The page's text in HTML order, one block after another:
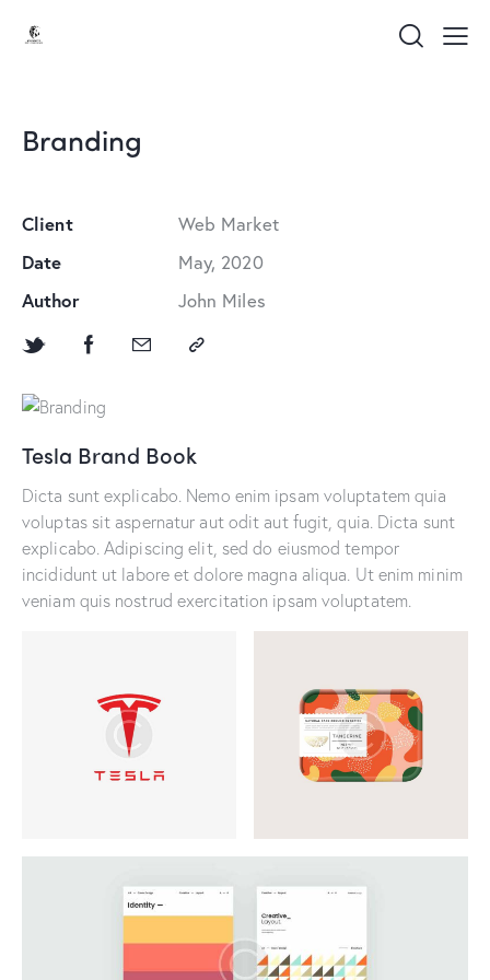
Branding
Tesla Brand Book
Dicta sunt explicabo. Nemo enim ipsam voluptatem quia
voluptas sit aspernatur aut odit aut fugit, quia. Dicta sunt
explicabo. Adipiscing elit, sed do eiusmod tempor
incididunt ut labore et dolore magna aliqua. Ut enim minim
veniam quis nostrud exercitation ipsam voluptatem.
Client
Web Market
Date
May, 2020
Author
John Miles